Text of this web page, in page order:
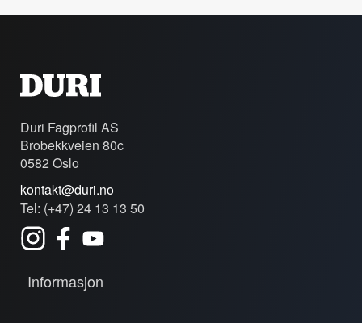
Duri Fagprofil AS
Brobekkveien 80c
0582 Oslo
kontakt@duri.no
Tel: (+47) 24 13 13 50
Informasjon